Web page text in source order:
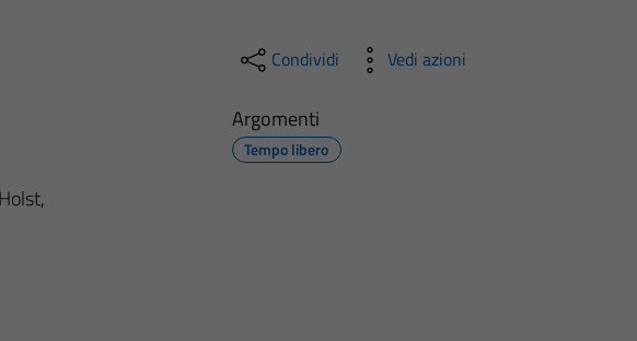
Condividi Vedi azioni
Argomenti
Tempo libero